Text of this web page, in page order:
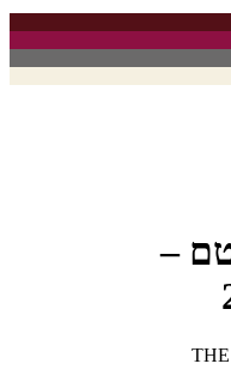
–
ראיון עם סמי פרץ, עורך THE